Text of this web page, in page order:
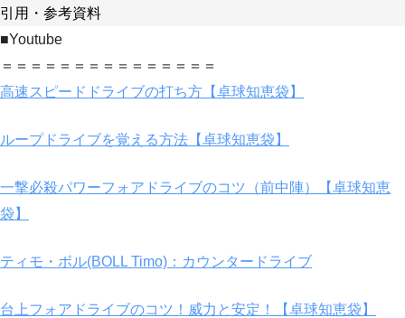
引用・参考資料
■Youtube
＝＝＝＝＝＝＝＝＝＝＝＝＝＝＝
高速スピードドライブの打ち方【卓球知恵袋】
ループドライブを覚える方法【卓球知恵袋】
一撃必殺パワーフォアドライブのコツ（前中陣）【卓球知恵
袋】
ティモ・ボル(BOLL Timo)：カウンタードライブ
台上フォアドライブのコツ！威力と安定！【卓球知恵袋】